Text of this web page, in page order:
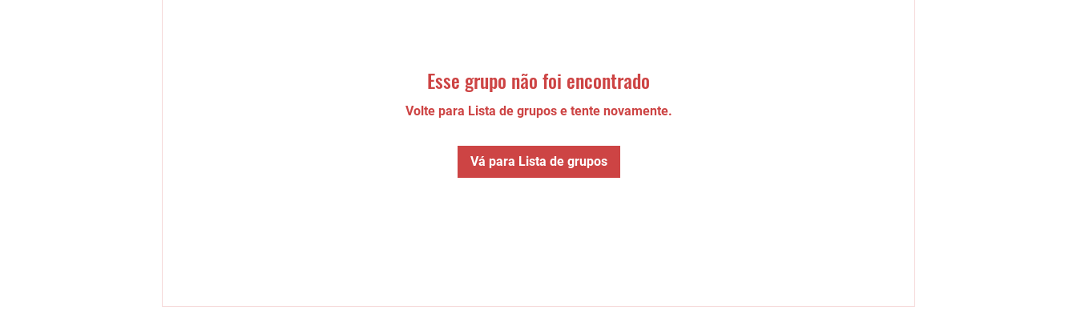
Esse grupo não foi encontrado
Volte para Lista de grupos e tente novamente.
Vá para Lista de grupos